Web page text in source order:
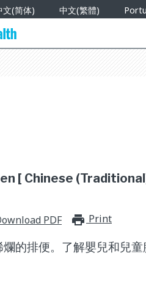
文(简体) 中文(繁體)
[ Chinese
PDF Print
的排便。了解嬰兒和兒